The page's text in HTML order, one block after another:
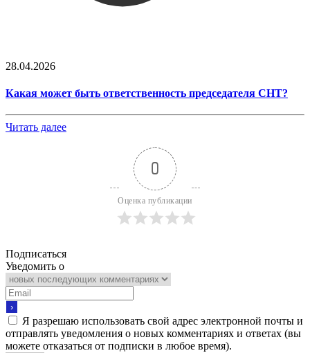
28.04.2026
Какая может быть ответственность председателя СНТ?
Читать далее
0
Оценка публикации
Подписаться
Уведомить о
Я разрешаю использовать свой адрес электронной почты и
отправлять уведомления о новых комментариях и ответах (вы
можете отказаться от подписки в любое время).